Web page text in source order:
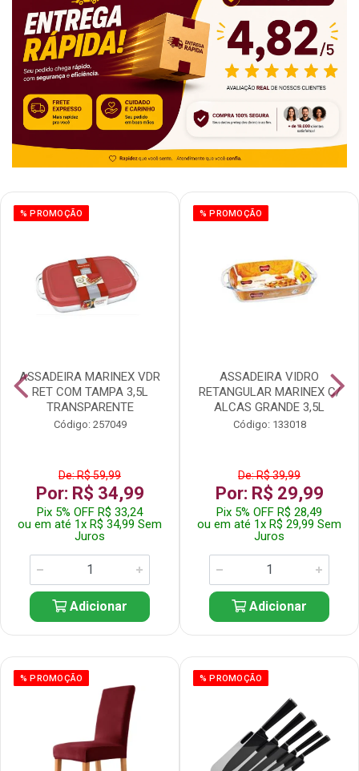
% PROMOÇÃO
ASSADEIRA MARINEX VDR
RET COM TAMPA 3,5L
TRANSPARENTE
Código: 257049
De: R$ 59,99
Por: R$ 34,99
Pix 5% OFF R$ 33,24
ou em até 1x R$ 34,99 Sem
Juros
Adicionar
% PROMOÇÃO
ASSADEIRA VIDRO
RETANGULAR MARINEX C/
ALCAS GRANDE 3,5L
Código: 133018
De: R$ 39,99
Por: R$ 29,99
Pix 5% OFF R$ 28,49
ou em até 1x R$ 29,99 Sem
Juros
Adicionar
% PROMOÇÃO % PROMOÇÃO